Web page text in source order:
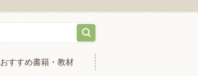
おすすめ書籍・教材